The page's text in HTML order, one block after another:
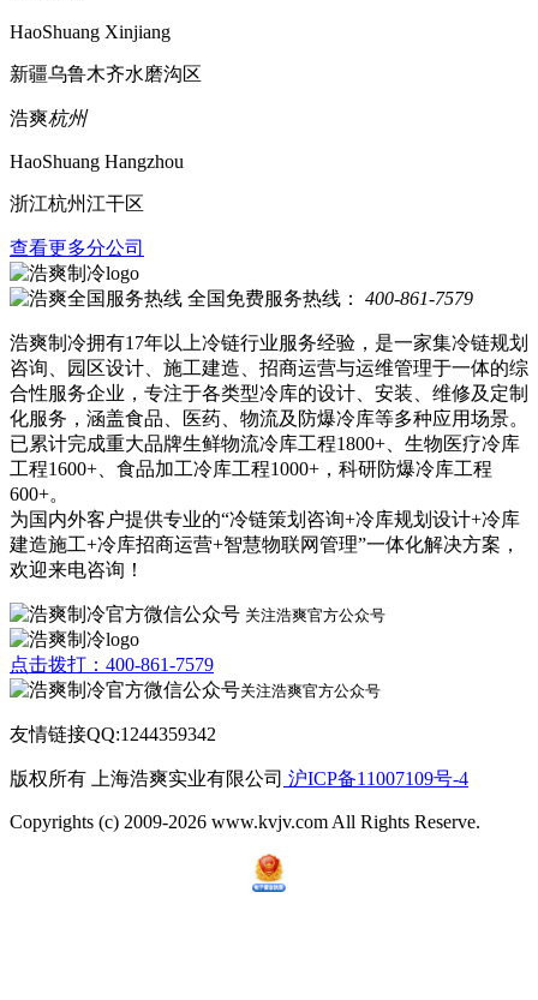
HaoShuang Xinjiang
新疆乌鲁木齐水磨沟区
浩爽杭州
HaoShuang Hangzhou
浙江杭州江干区
查看更多分公司
全国免费服务热线： 400-861-7579
浩爽制冷拥有17年以上冷链行业服务经验，是一家集冷链规划
咨询、园区设计、施工建造、招商运营与运维管理于一体的综
合性服务企业，专注于各类型冷库的设计、安装、维修及定制
化服务，涵盖食品、医药、物流及防爆冷库等多种应用场景。
已累计完成重大品牌生鲜物流冷库工程1800+、生物医疗冷库
工程1600+、食品加工冷库工程1000+，科研防爆冷库工程
600+。
为国内外客户提供专业的“冷链策划咨询+冷库规划设计+冷库
建造施工+冷库招商运营+智慧物联网管理”一体化解决方案，
欢迎来电咨询！
关注浩爽官方公众号
点击拨打：400-861-7579
关注浩爽官方公众号
友情链接QQ:1244359342
版权所有 上海浩爽实业有限公司 沪ICP备11007109号-4
Copyrights (c) 2009-2026 www.kvjv.com All Rights Reserve.